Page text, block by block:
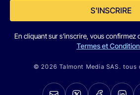
S'INSCRIRE
En cliquant sur s'inscrire, vous confirmez
Termes et
© 2026 Talmont Media SAS. tous